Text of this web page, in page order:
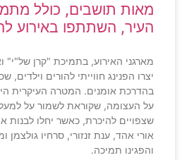
מאות תושבים, כולל
העיר, השתתפו באירוע
מארגני האירוע, בתמיכת "קרן של"י"
יצרו הפנינג חווייתי להורים וילדים,
בהדרכת אומנים. המטרה העיקרית
שצפויים להיכרת, כאשר יחלו לבנות
אורי אהד, ענת זנזורי, סרחיו
והפגינו תמיכה.